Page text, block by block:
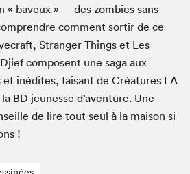
« baveux » — des zom­bies sans
com­ment sor­tir de ce
Stranger Things et Les
com­posent une saga aux
et inédites, faisant de Créa­tures LA
BD jeunesse d’aven­ture. Une
de lire tout seul à la mai­son si
!